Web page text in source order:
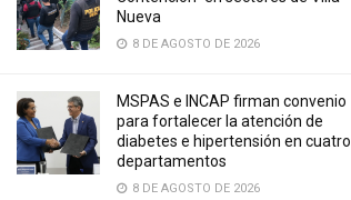
Nueva
8 DE AGOSTO DE 2026
MSPAS e INCAP firman convenio
para fortalecer la atención de
diabetes e hipertensión en cuatro
departamentos
8 DE AGOSTO DE 2026